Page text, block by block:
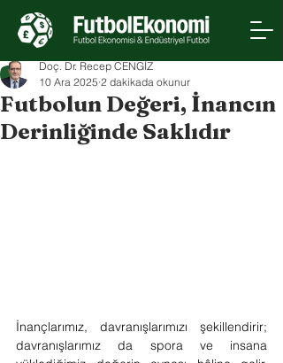
Futbolun Değeri, İnancın
Derinliğinde Saklıdır
Doç. Dr. Recep CENGİZ
10 Ara 2025 2 dakikada okunur
İnançlarımız, davranışlarımızı şekillendirir;
davranışlarımız da spora ve insana